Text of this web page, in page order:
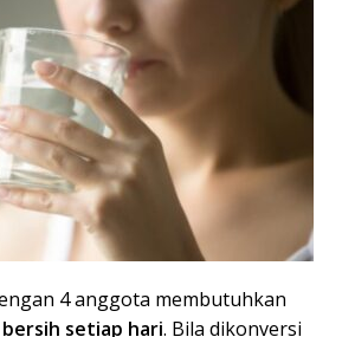
4 anggota membutuhkan
setiap hari. Bila dikonversi